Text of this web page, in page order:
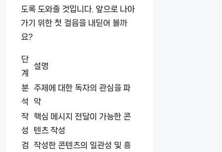
도록 도와줄 것입니다. 앞으로 나아
가기 위한 첫 걸음을 내딛어 볼까
요?
단
계
설명
분
석
주제에 대한 독자의 관심을 파
악
작
성
핵심 메시지 전달이 가능한 콘
텐츠 작성
검
작성한 콘텐츠의 일관성 및 흥